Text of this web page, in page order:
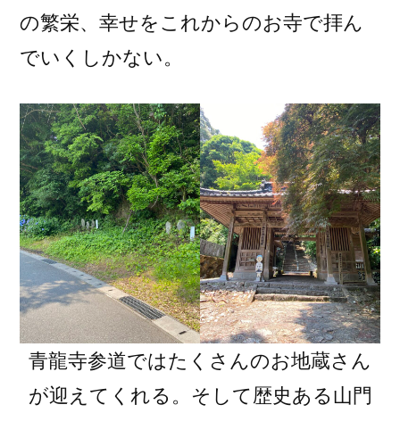
の繁栄、幸せをこれからのお寺で拝ん
でいくしかない。
青龍寺参道ではたくさんのお地蔵さん
が迎えてくれる。そして歴史ある山門